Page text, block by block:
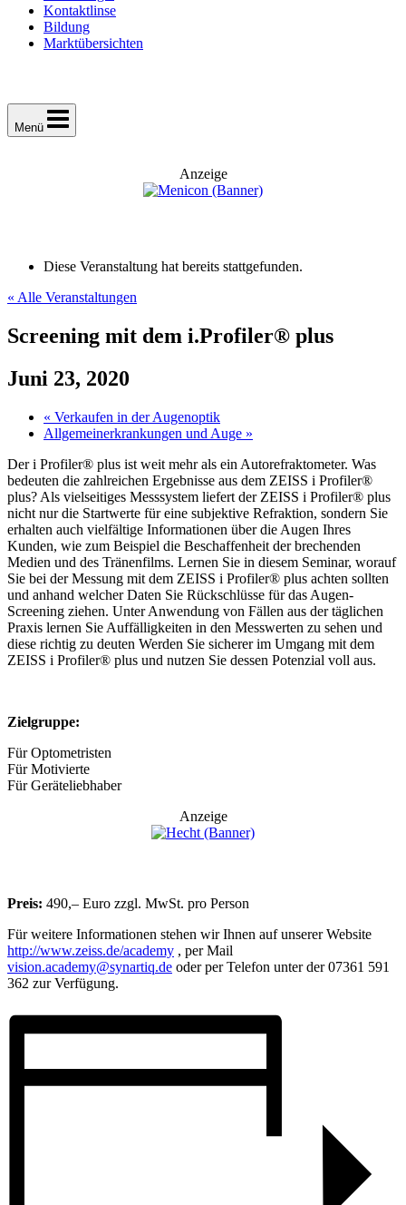
Kontaktlinse
Bildung
Marktübersichten
Menü
Anzeige
Diese Veranstaltung hat bereits stattgefunden.
« Alle Veranstaltungen
Screening mit dem i.Profiler® plus
Juni 23, 2020
« Verkaufen in der Augenoptik
Allgemeinerkrankungen und Auge »
Der i Profiler® plus ist weit mehr als ein Autorefraktometer. Was
bedeuten die zahlreichen Ergebnisse aus dem ZEISS i Profiler®
plus? Als vielseitiges Messsystem liefert der ZEISS i Profiler® plus
nicht nur die Startwerte für eine subjektive Refraktion, sondern Sie
erhalten auch vielfältige Informationen über die Augen Ihres
Kunden, wie zum Beispiel die Beschaffenheit der brechenden
Medien und des Tränenfilms. Lernen Sie in diesem Seminar, worauf
Sie bei der Messung mit dem ZEISS i Profiler® plus achten sollten
und anhand welcher Daten Sie Rückschlüsse für das Augen-
Screening ziehen. Unter Anwendung von Fällen aus der täglichen
Praxis lernen Sie Auffälligkeiten in den Messwerten zu sehen und
diese richtig zu deuten Werden Sie sicherer im Umgang mit dem
ZEISS i Profiler® plus und nutzen Sie dessen Potenzial voll aus.
Zielgruppe:
Für Optometristen
Für Motivierte
Für Geräteliebhaber
Anzeige
Preis: 490,– Euro zzgl. MwSt. pro Person
Für weitere Informationen stehen wir Ihnen auf unserer Website
http://www.zeiss.de/academy , per Mail
vision.academy@synartiq.de oder per Telefon unter der 07361 591
362 zur Verfügung.